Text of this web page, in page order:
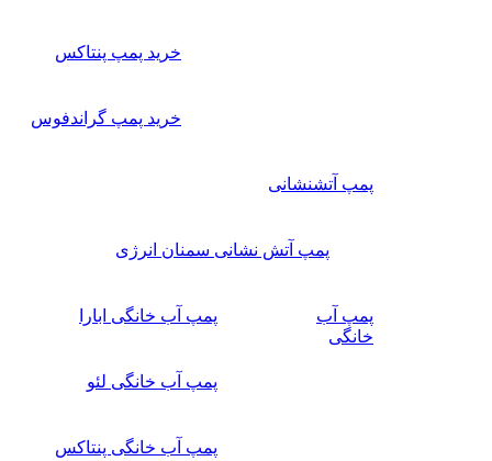
خرید پمپ پنتاکس
خرید پمپ گراندفوس
پمپ آتشنشانی
پمپ آتش نشانی سمنان انرژی
پمپ آب
خانگی
پمپ آب خانگی ابارا
پمپ آب خانگی لئو
پمپ آب خانگی پنتاکس